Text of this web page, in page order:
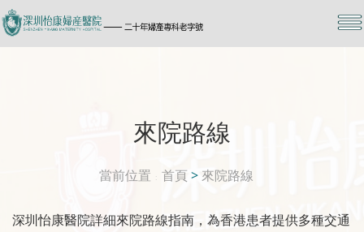
來院路線
當前位置 首頁 > 來院路線
深圳怡康醫院詳細來院路線指南，為香港患者提供多種交通